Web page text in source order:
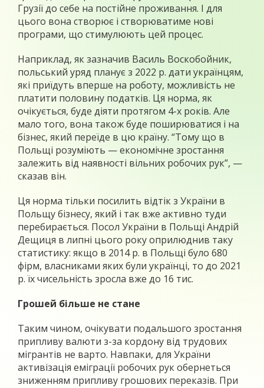
Грузії до себе на постійне проживання. І для
цього вона створює і створюватиме нові
програми, що стимулюють цей процес.
Наприклад, як зазначив Василь Воскобойник,
польський уряд планує з 2022 р. дати українцям,
які приїдуть вперше на роботу, можливість не
платити половину податків. Ця норма, як
очікується, буде діяти протягом 4-х років. Але
мало того, вона також буде поширюватися і на
бізнес, який переїде в цю країну. “Тому що в
Польщі розуміють — економічне зростання
залежить від наявності вільних робочих рук”, —
сказав він.
Ця норма тільки посилить відтік з України в
Польщу бізнесу, який і так вже активно туди
перебирається. Посол України в Польщі Андрій
Дещиця в липні цього року оприлюднив таку
статистику: якщо в 2014 р. в Польщі було 680
фірм, власниками яких були українці, то до 2021
р. їх чисельність зросла вже до 16 тис.
Грошей більше не стане
Таким чином, очікувати подальшого зростання
припливу валюти з-за кордону від трудових
мігрантів не варто. Навпаки, для України
активізація еміграції робочих рук обернеться
зниженням припливу грошових переказів. При